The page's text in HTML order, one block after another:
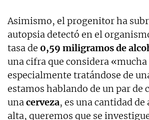
Asimismo, el progenitor ha
autopsia detectó en el
tasa de 0,59 miligramos de
una cifra que considera
especialmente tratándose de
estamos hablando de un par de
unacerveza, es una cantidad
alta, queremos que se